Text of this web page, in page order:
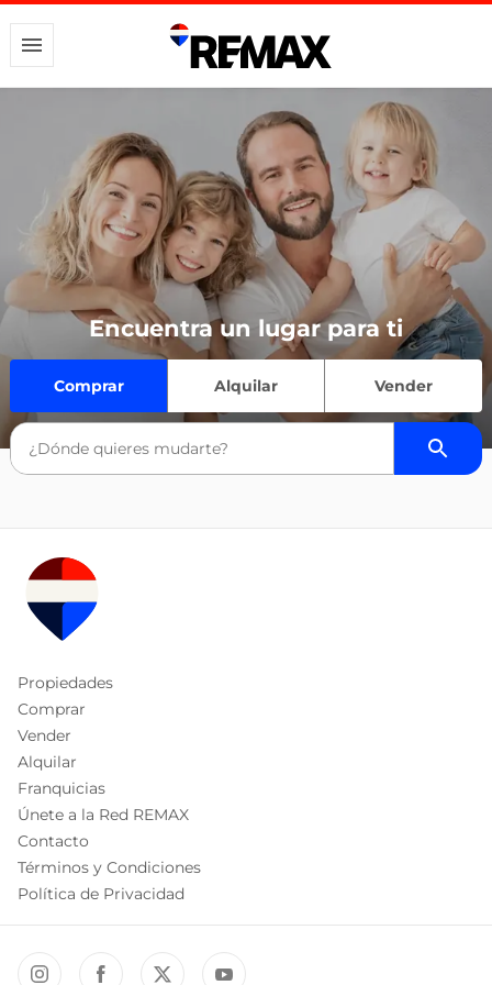
Encuentra un lugar para ti
Comprar Alquilar Vender
Propiedades
Comprar
Vender
Alquilar
Franquicias
Únete a la Red REMAX
Contacto
Términos y Condiciones
Política de Privacidad